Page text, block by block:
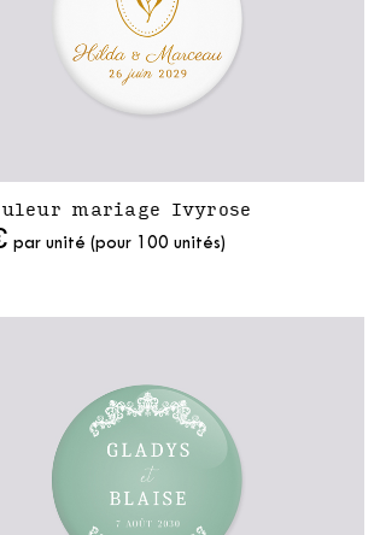
mariage Ivyrose
par unité (pour 100 unités)